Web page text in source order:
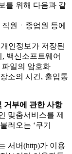
를 위해 다음과 같
원ㆍ종업원 등에
인정보가 저장된
백신소프트웨어
일의 암호화
소의 시건, 출입통
거부에 관한 사항
맞춤서비스를 제
러오는 ‘쿠기
서버(http)가 이용